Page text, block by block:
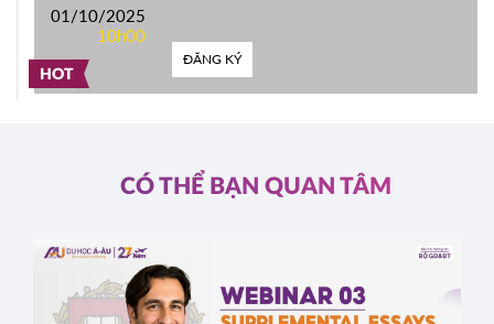
HOT
01/10/2025
10h00
ĐĂNG KÝ
CÓ THỂ BẠN QUAN TÂM